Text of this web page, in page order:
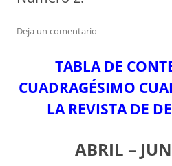
Deja un comentario
TABLA DE
CUADRAGÉSIMO
LA REVISTA DE
ABRIL –